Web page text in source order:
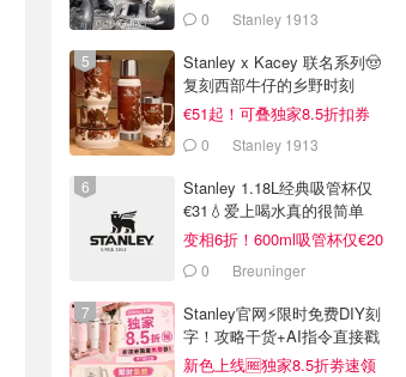
0 Stanley 1913
Stanley x Kacey 联名系列🤠
复刻西部牛仔的乡野时刻
€51起！可叠独家8.5折扣券
0 Stanley 1913
Stanley 1.18L经典吸管杯仅
€31💧爱上喝水真的很简单
变相6折！600ml吸管杯仅€20
0 Breuninger
Stanley官网⚡️限时免费DIY刻
字！攻略干货+AI指令直接戳
新色上线🆓独家8.5折劵速领